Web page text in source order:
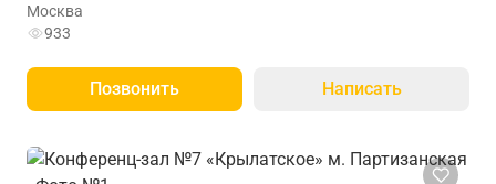
Москва
933
Позвонить Написать